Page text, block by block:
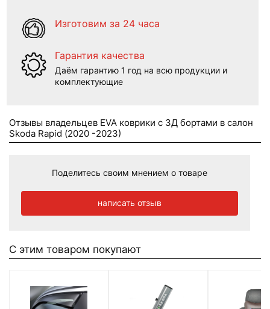
Изготовим за 24 часа
Гарантия качества
Даём гарантию 1 год на всю продукции и
комплектующие
Отзывы владельцев EVA коврики c 3Д бортами в салон
Skoda Rapid (2020 -2023)
Поделитесь своим мнением о товаре
написать отзыв
С этим товаром покупают